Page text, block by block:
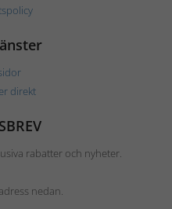
direkt
rabatter och nyheter.
nedan.